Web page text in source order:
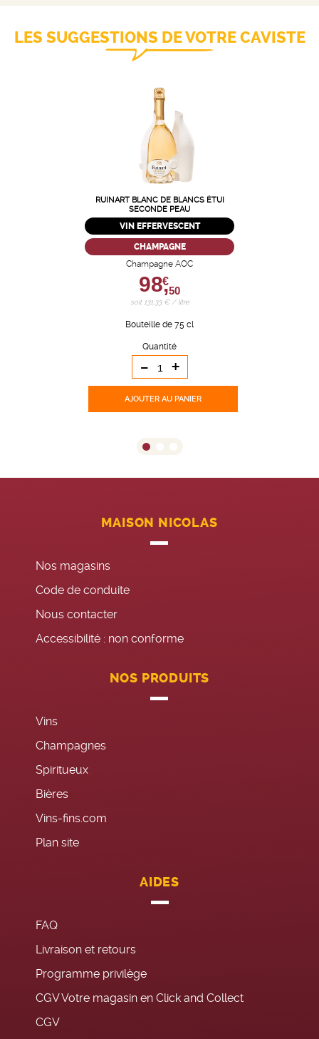
LES SUGGESTIONS DE VOTRE CAVISTE
RUINART BLANC DE BLANCS ÉTUI
SECONDE PEAU
VIN EFFERVESCENT
CHAMPAGNE
Champagne AOC
98,
€
50
soit 131,33 € / litre
Bouteille de 75 cl
Quantité
- +
AJOUTER AU PANIER
MAISON NICOLAS
Nos magasins
Code de conduite
Nous contacter
Accessibilité : non conforme
NOS PRODUITS
Vins
Champagnes
Spiritueux
Bières
Vins-fins.com
Plan site
AIDES
FAQ
Livraison et retours
Programme privilège
CGV Votre magasin en Click and Collect
CGV